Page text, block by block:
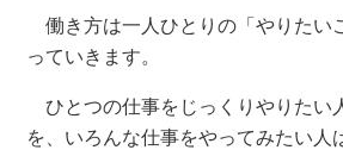
働き方は一人ひとりの「やりたい
っていきます。
ひとつの仕事をじっくりやりたい
を、いろんな仕事をやってみたい人